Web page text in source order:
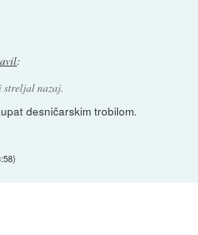
:
streljal nazaj.
desničarskim trobilom.
)